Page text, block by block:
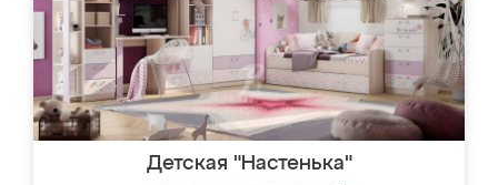
Детская "Настенька"